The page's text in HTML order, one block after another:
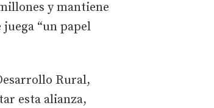
y mantiene
juega “un papel
Rural,
esta alianza,